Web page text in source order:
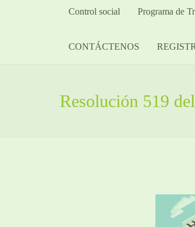
Control social Programa de
CONTÁCTENOS
Resolución 519